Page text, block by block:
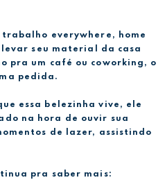
trabalho everywhere, home
seu material da casa
pra um café ou coworking, o
pedida.
essa belezinha vive, ele
na hora de ouvir sua
de lazer, assistindo
pra saber mais: